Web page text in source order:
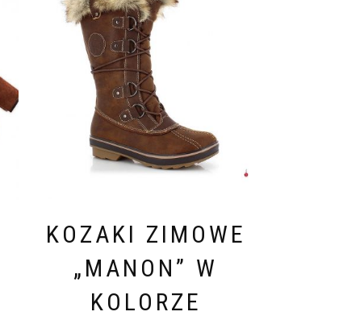
KOZAKI ZIMOWE
„MANON” W
KOLORZE